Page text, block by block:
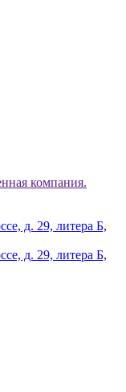
д. 29, литера Б,
д. 29, литера Б,